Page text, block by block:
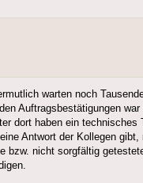
warten noch
Auftragsbestätigungen
dort haben ein
Antwort der Kollegen
nicht sorgfältig